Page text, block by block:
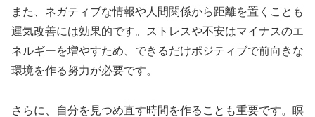
また、ネガティブな情報や人間関係から距離を置くことも
運気改善には効果的です。ストレスや不安はマイナスのエ
ネルギーを増やすため、できるだけポジティブで前向きな
環境を作る努力が必要です。
さらに、自分を見つめ直す時間を作ることも重要です。瞑